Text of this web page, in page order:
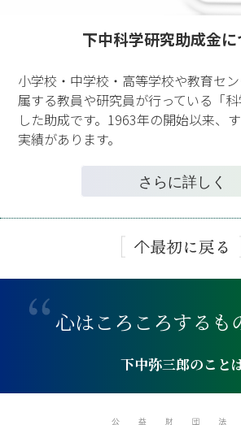
下中科学研究助成金に
小学校・中学校・高等学校や教育セ
属する教員や研究員が行っている「
した助成です。1963年の開始以来、
実績があります。
さらに詳しく
心はこ ろ こ ろする も
下中弥三郎のこと